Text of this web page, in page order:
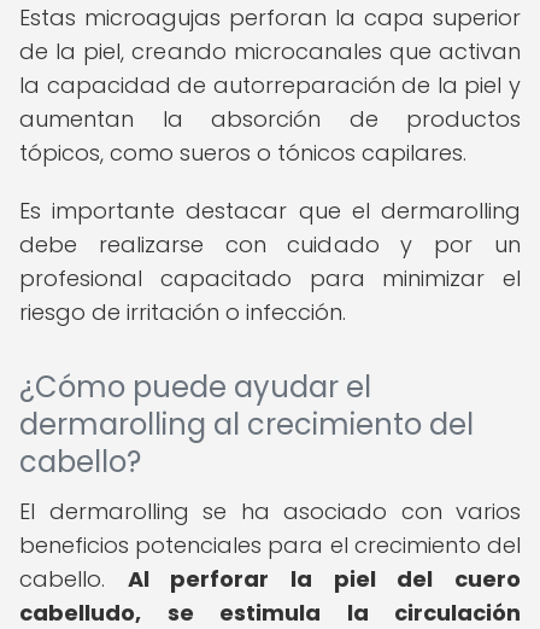
Estas microagujas perforan la capa superior
de la piel, creando microcanales que activan
la capacidad de autorreparación de la piel y
aumentan la absorción de productos
tópicos, como sueros o tónicos capilares.
Es importante destacar que el dermarolling
debe realizarse con cuidado y por un
profesional capacitado para minimizar el
riesgo de irritación o infección.
¿Cómo puede ayudar el
dermarolling al crecimiento del
cabello?
El dermarolling se ha asociado con varios
beneficios potenciales para el crecimiento del
cabello. Al perforar la piel del cuero
cabelludo, se estimula la circulación